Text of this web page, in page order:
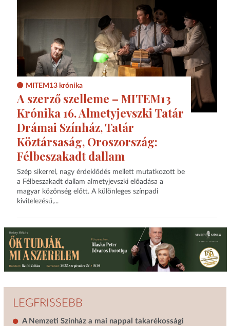
MITEM13 krónika
A szerző szelleme – MITEM13
Krónika 16. Almetyjevszki Tatár
Drámai Színház, Tatár
Köztársaság, Oroszország:
Félbeszakadt dallam
Szép sikerrel, nagy érdeklődés mellett mutatkozott be
a Félbeszakadt dallam almetyjevszki előadása a
magyar közönség előtt. A különleges színpadi
kivitelezésű,...
LEGFRISSEBB
A Nemzeti Színház a mai nappal takarékossági